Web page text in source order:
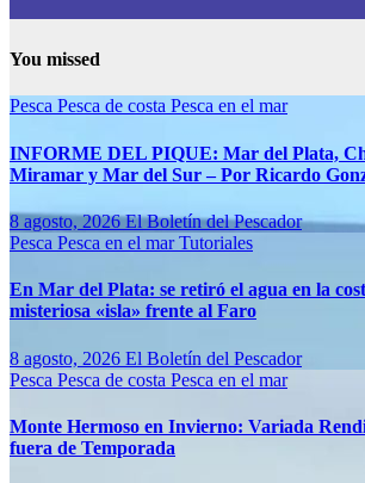
You missed
Pesca Pesca de costa Pesca en el mar
INFORME DEL PIQUE: Mar del Plata,
Miramar y Mar del Sur – Por Ricardo
8 agosto, 2026El Boletín del Pescador
Pesca Pesca en el marTutoriales
En Mar del Plata: se retiró el agua en la
misteriosa «isla» frente al Faro
8 agosto, 2026 El Boletín del Pescador
Pesca Pesca de costa Pesca en el mar
Monte Hermoso en Invierno: Variada
fuera de Temporada